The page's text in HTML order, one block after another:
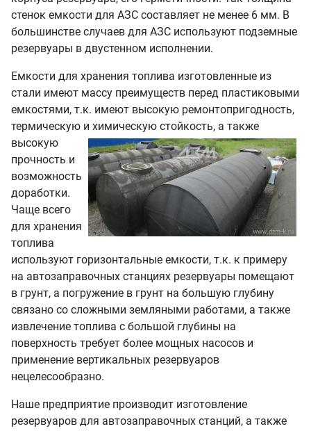
стенок емкости для АЗС составляет не менее 6 мм. В
большинстве случаев для АЗС используют подземные
резервуары в двустенном исполнении.
Емкости для хранения топлива изготовленные из
стали имеют массу преимуществ перед пластиковыми
емкостями, т.к. имеют высокую ремонтопригодность,
термическую и химическую стойкость, а также
высокую
прочность и
возможность
доработки.
Чаще всего
для хранения
топлива
используют горизонтальные емкости, т.к. к примеру
на автозаправочных станциях резервуары помещают
в грунт, а погружение в грунт на большую глубину
связано со сложными земляными работами, а также
извлечение топлива с большой глубины на
поверхность требует более мощных насосов и
применение вертикальных резервуаров
нецелесообразно.
Наше предприятие производит изготовление
резервуаров для автозаправочных станций, а также